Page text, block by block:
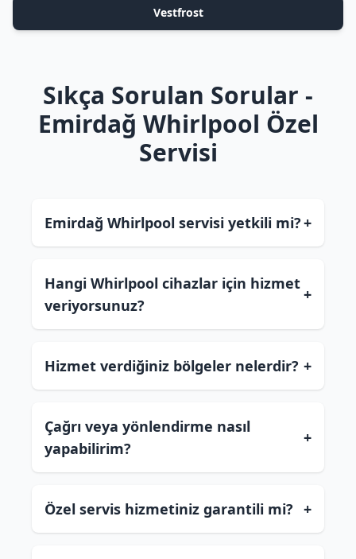
Vestfrost
Sıkça Sorulan Sorular -
Emirdağ Whirlpool Özel
Servisi
Emirdağ Whirlpool servisi yetkili mi?+
Hangi Whirlpool cihazlar için hizmet
veriyorsunuz?
+
Hizmet verdiğiniz bölgeler nelerdir? +
Çağrı veya yönlendirme nasıl
yapabilirim?
+
Özel servis hizmetiniz garantili mi? +